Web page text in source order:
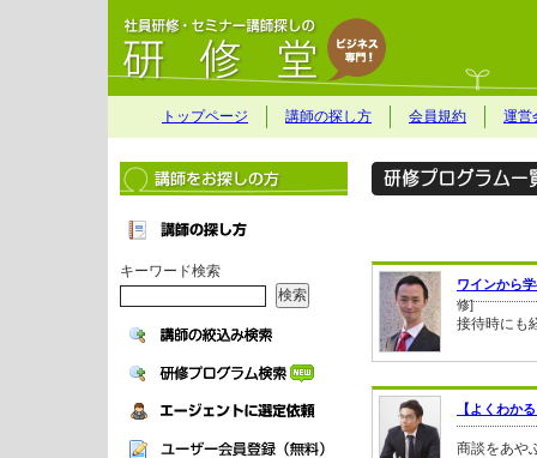
トップページ 講師の探し方 会員規約 運営
キーワード検索
ワインから
修]
接待時にも
【よくわか
商談をあや